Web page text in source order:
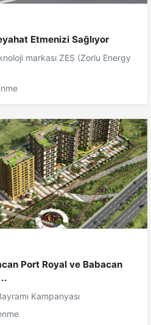
Etmenizi Sağlıyor
markası ZES (Zorlu Energy
Port Royal ve Babacan
Kampanyası